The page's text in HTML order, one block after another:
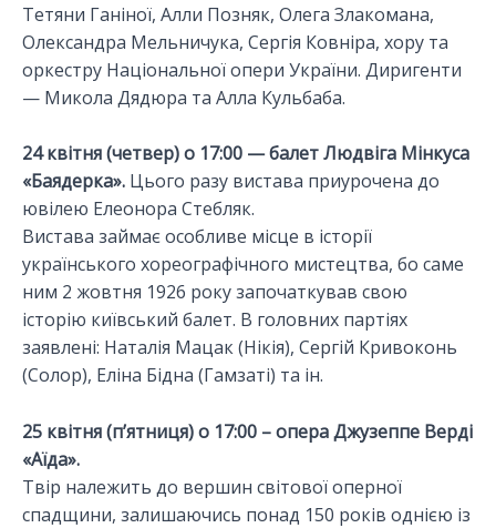
Тетяни Ганіної, Алли Позняк, Олега Злакомана,
Олександра Мельничука, Сергія Ковніра, хору та
оркестру Національної опери України. Диригенти
— Микола Дядюра та Алла Кульбаба.
24 квітня (четвер) о 17:00 — балет Людвіга Мінкуса
«Баядерка». Цього разу вистава приурочена до
ювілею Елеонора Стебляк.
Вистава займає особливе місце в історії
українського хореографічного мистецтва, бо саме
ним 2 жовтня 1926 року започаткував свою
історію київський балет. В головних партіях
заявлені: Наталія Мацак (Нікія), Сергій Кривоконь
(Солор), Еліна Бідна (Гамзаті) та ін.
25 квітня (п’ятниця) о 17:00 – опера Джузеппе Верді
«Аїда».
Твір належить до вершин світової оперної
спадщини, залишаючись понад 150 років однією із